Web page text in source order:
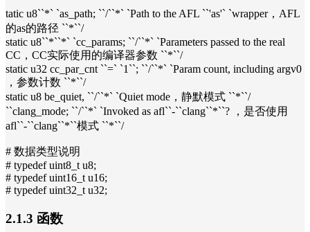
tatic u8``*` `as_path; ``/``*` `Path to the AFL ``'as'` `wrapper，AFL
的as的路径 ``*``/
static u8``*``*` `cc_params; ``/``*` `Parameters passed to the real
CC，CC实际使用的编译器参数 ``*``/
static u32 cc_par_cnt ``=` `1``; ``/``*` `Param count, including argv0
，参数计数 ``*``/
static u8 be_quiet, ``/``*` `Quiet mode，静默模式 ``*``/
``clang_mode; ``/``*` `Invoked as afl``-``clang``*``? ，是否使用
afl``-``clang``*``模式 ``*``/
# 数据类型说明
# typedef uint8_t u8;
# typedef uint16_t u16;
# typedef uint32_t u32;
2.1.3 函数